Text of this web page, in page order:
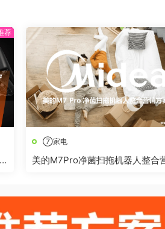
⑦家电
美的M7Pro净菌扫拖机器人整合